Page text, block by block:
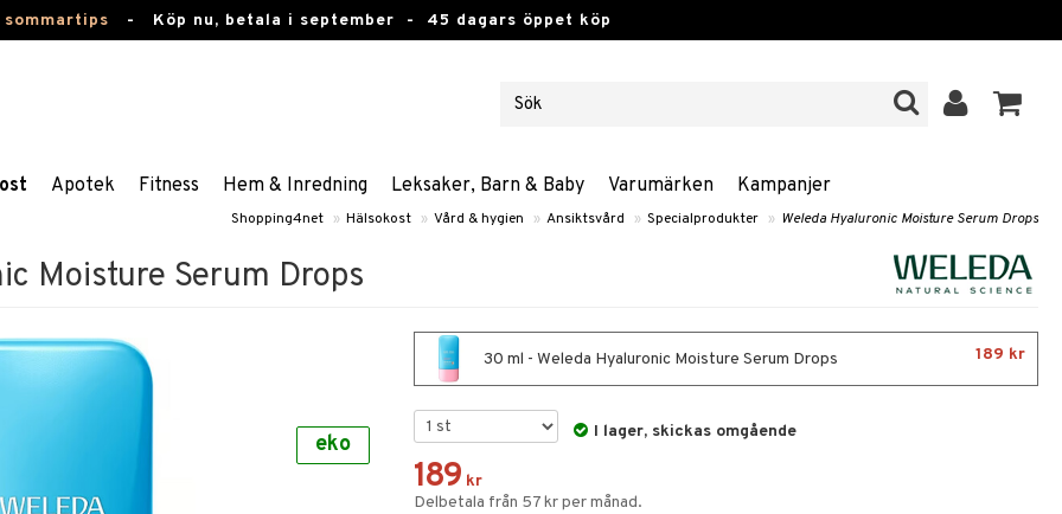
- Köp nu, betala i september - 45 dagars öppet köp
Apotek Fitness Hem & Inredning Leksaker, Barn & Baby Varumärken Kampanjer
Shopping4net » Hälsokost » Vård & hygien » Ansiktsvård » Specialprodukter » Weleda Hyaluronic Moisture Serum Drops
Moisture Serum Drops
eko
30 ml - Weleda Hyaluronic Moisture Serum Drops 189 kr
I lager, skickas omgående
189 kr
Delbetala från 57 kr per månad.